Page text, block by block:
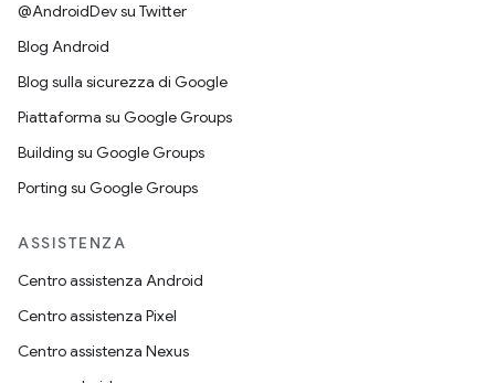
@AndroidDev su Twitter
Blog Android
Blog sulla sicurezza di Google
Piattaforma su Google Groups
Building su Google Groups
Porting su Google Groups
ASSISTENZA
Centro assistenza Android
Centro assistenza Pixel
Centro assistenza Nexus